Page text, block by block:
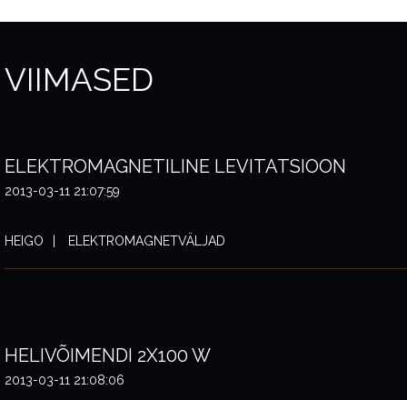
VIIMASED
ELEKTROMAGNETILINE LEVITATSIOON
2013-03-11 21:07:59
HEIGO ELEKTROMAGNETVÄLJAD
HELIVÕIMENDI 2X100 W
2013-03-11 21:08:06